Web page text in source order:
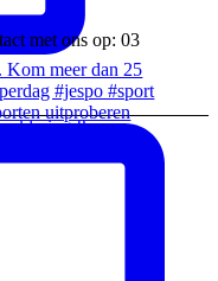
uitproberen
met ons op: 03
&